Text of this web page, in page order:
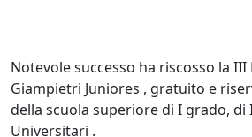
Notevole successo ha riscosso la
Giampietri Juniores , gratuito e
della scuola superiore di I grado, di
Universitari .